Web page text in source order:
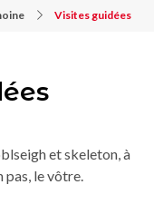
Visites guidées
et skeleton, à
pas, le vôtre.